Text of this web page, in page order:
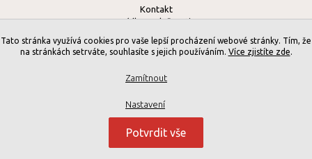
Kontakt
Sídlo společnosti
Kontaktní formulář
Katalogy ke stažení
Nastavení Cookies
© 2021 Darren production s.r.o. - všechna práva vyhrazena
Darren production s.r.o., Školní 866, 530 06 Pardubice
Tato stránka využívá cookies pro vaše lepší procházení webové stránky. Tím, že
na stránkách setrváte, souhlasíte s jejich používáním. Více zjistíte zde.
Zamítnout
Nastavení
Potvrdit vše